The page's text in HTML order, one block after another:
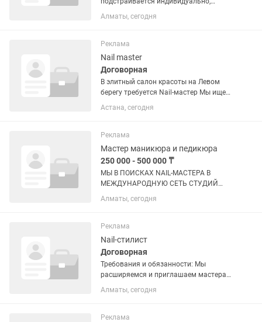
желательно 5/2. Поток клиентов
большой Обязанности: •Аппаратный /
гель-лаком, выравнивание
•Соблюдение...
Алматы, сегодня
Реклама
Nail master
Договорная
В элитный салон красоты на Левом
берегу требуется Nail-мастер Мы ищем
профессионала, который любит своё
дело и умеет создавать безупречный
Астана, сегодня
Реклама
Мастер маникюра и педикюра
250 000 - 500 000 ₸
МЫ В ПОИСКАХ NAIL-МАСТЕРА В
МЕЖДУНАРОДНУЮ СЕТЬ СТУДИЙ
SAHARVOSK 💅✨ Если ты любишь свою
профессию так же, как мы любим
пути! Мы ищем мастера, для которого
маникюр —...
Алматы, сегодня
Реклама
Nail-стилист
Договорная
Требования и обязанности: Мы
расширяемся и приглашаем мастера
маникюра и педикюра, наращивания
ногтей в салон красоты Стиль! Если у
мы приглашаем тебя в наш...
Алматы, сегодня
Реклама